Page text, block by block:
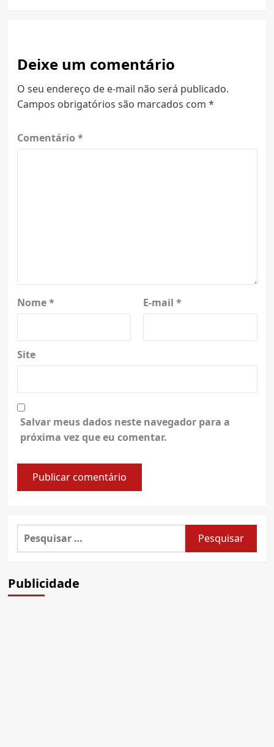
Deixe um comentário
O seu endereço de e-mail não será publicado.
Campos obrigatórios são marcados com *
Comentário *
Nome* E-mail *
Site
Salvar meus dados neste navegador para a
próxima vez que eu comentar.
Pesquisar
Publicidade